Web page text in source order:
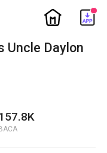
ic_home
Uncle Daylon
BACA